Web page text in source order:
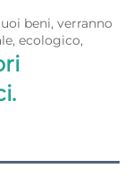
beni, verranno
ecologico,